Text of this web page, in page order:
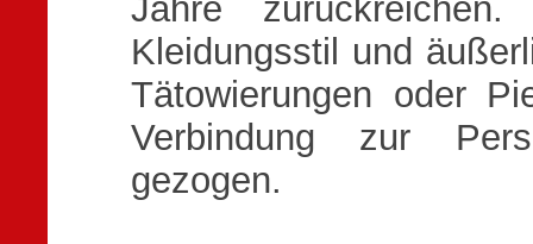
Jahre
Kleidungsstil und
Tätowierungen oder
Verbindung zur
gezogen.